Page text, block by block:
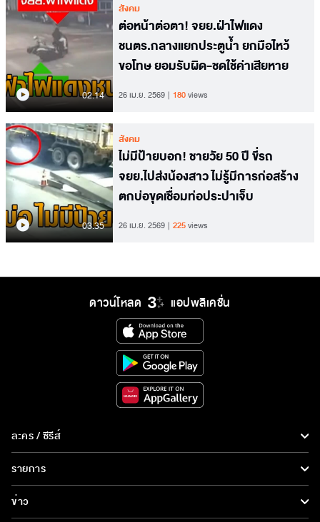
02.14
สังคม
ต่อหน้าต่อตา! จยย.ฝ่าไฟแดง
ชนตร.กลางแยกประตูน้ำ ยกมือไหว้
ขอโทษ ยอมรับผิด-ชดใช้ค่าเสียหาย
26 เม.ย. 2569 180views
03.35
สังคม
ไม่มีป้ายบอก! ชายวัย 50 ปี ขี่รถ
จยย.ไปส่งน้องสาว ไม่รู้มีการก่อสร้าง
ตกบ่อขุดเชื่อมท่อประปาเจ็บ
26 เม.ย. 2569 225views
ดาวน์โหลด แอปพลิเคชั่น
ละคร / ซีรีส์
ซีรีส์นานาชาติ
การ์ตูน & เกม
รายการ
ข่าว